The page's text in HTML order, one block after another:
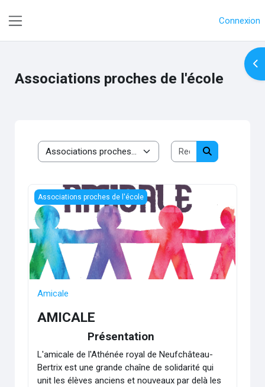
Connexion
Associations proches de l'école
Catégories de cours
Rechercher des
Rechercher
Amicale
Associations proches de l'école
Amicale
AMICALE
Présentation
L'amicale de l'Athénée royal de Neufchâteau-
Bertrix est une grande chaîne de solidarité qui
unit les élèves anciens et nouveaux par delà les